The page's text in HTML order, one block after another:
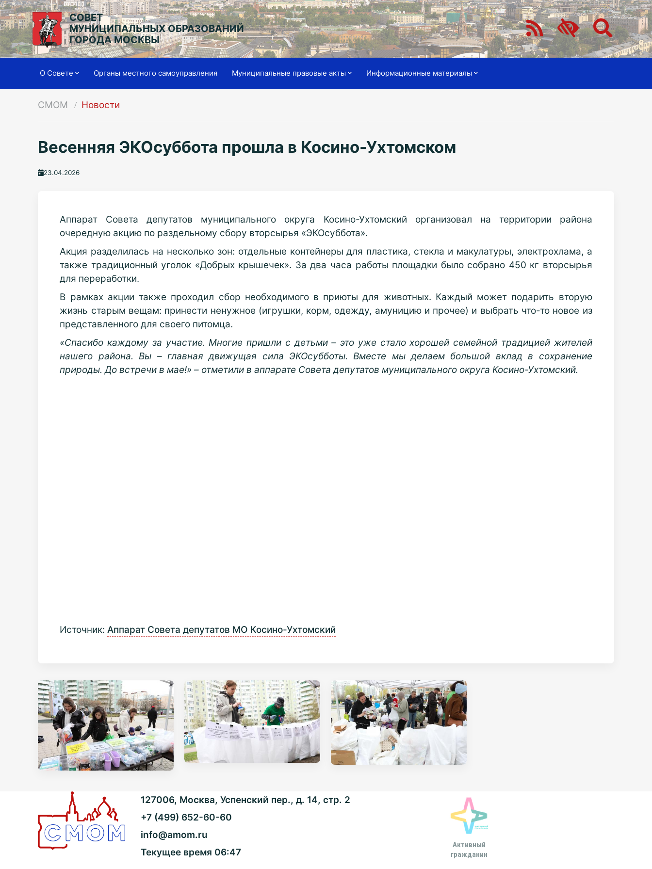
СОВЕТ
МУНИЦИПАЛЬНЫХ ОБРАЗОВАНИЙ
ГОРОДА МОСКВЫ
О Совете Органы местного самоуправления Муниципальные правовые акты Информационные материалы
СМОМ Новости
Весенняя ЭКОсуббота прошла в Косино-Ухтомском
23.04.2026
Аппарат Совета депутатов муниципального округа Косино-Ухтомский организовал на территории района
очередную акцию по раздельному сбору вторсырья «ЭКОсуббота».
Акция разделилась на несколько зон: отдельные контейнеры для пластика, стекла и макулатуры, электрохлама, а
также традиционный уголок «Добрых крышечек». За два часа работы площадки было собрано 450 кг вторсырья
для переработки.
В рамках акции также проходил сбор необходимого в приюты для животных. Каждый может подарить вторую
жизнь старым вещам: принести ненужное (игрушки, корм, одежду, амуницию и прочее) и выбрать что-то новое из
представленного для своего питомца.
«Спасибо каждому за участие. Многие пришли с детьми – это уже стало хорошей семейной традицией жителей
нашего района. Вы – главная движущая сила ЭКОсубботы. Вместе мы делаем большой вклад в сохранение
природы. До встречи в мае!» – отметили в аппарате Совета депутатов муниципального округа Косино-Ухтомский.
Источник:Аппарат Совета депутатов МО Косино-Ухтомский
127006, Москва, Успенский пер., д. 14, стр. 2
+7 (499) 652-60-60
info@amom.ru
Текущее время 06:47
Активный
гражданин